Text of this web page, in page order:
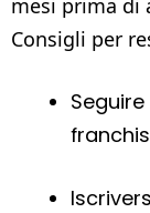
Consigli per